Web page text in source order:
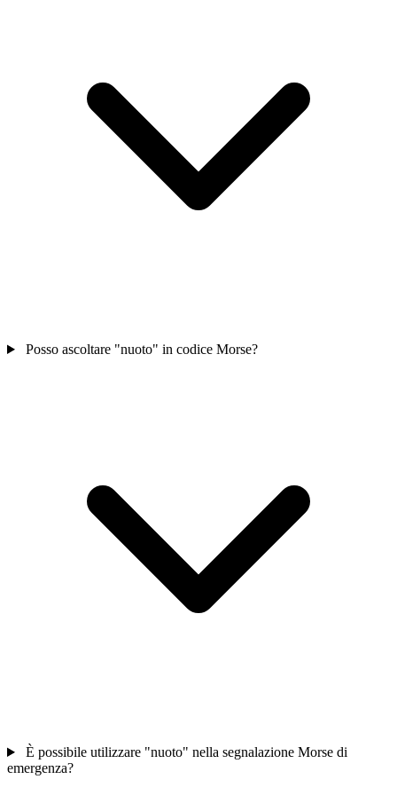
Posso ascoltare "nuoto" in codice Morse?
È possibile utilizzare "nuoto" nella segnalazione Morse di
emergenza?